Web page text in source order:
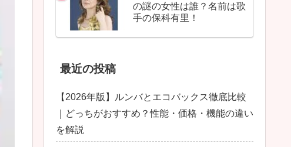
の謎の女性は誰？名前は歌
手の保科有里！
最近の投稿
【2026年版】ルンバとエコバックス徹底比較
｜どっちがおすすめ？性能・価格・機能の違い
を解説